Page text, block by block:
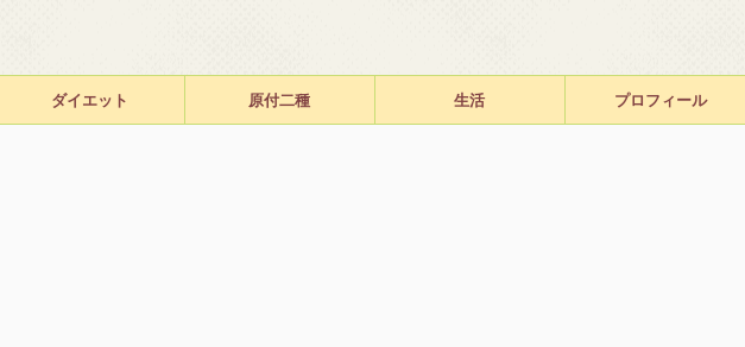
ダイエット 原付二種 生活 プロフィール